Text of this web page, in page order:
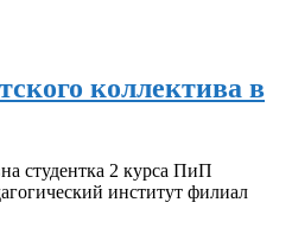
коллектива в
студентка 2 курса ПиП
институт филиал